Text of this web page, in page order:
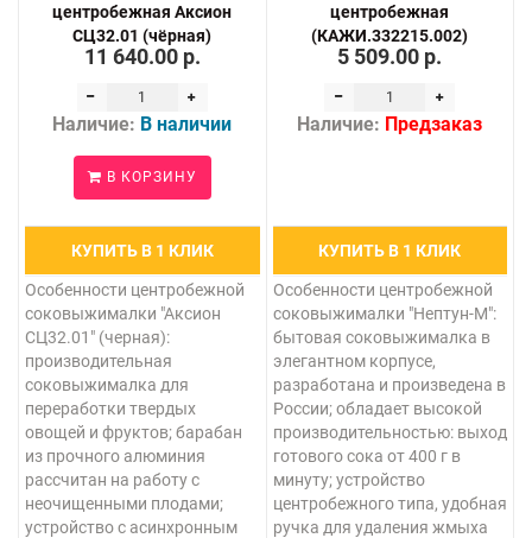
центробежная Аксион
СЦ32.01 (чёрная)
11 640.00 р.
Наличие: В наличии
В КОРЗИНУ
КУПИТЬ В 1 КЛИК
Особенности центробежной
соковыжималки "Аксион
СЦ32.01" (черная):
производительная
соковыжималка для
переработки твердых
овощей и фруктов; барабан
из прочного алюминия
рассчитан на работу с
неочищенными плодами;
устройство с асинхронным
центробежная
(КАЖИ.332215.002)
5 509.00 р.
Наличие: Предзаказ
КУПИТЬ В 1 КЛИК
Особенности центробежной
соковыжималки "Нептун-М":
бытовая соковыжималка в
элегантном корпусе,
разработана и произведена в
России; обладает высокой
производительностью: выход
готового сока от 400 г в
минуту; устройство
центробежного типа, удобная
ручка для удаления жмыха